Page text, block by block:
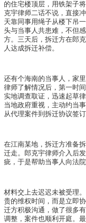
的住宅楼顶层，用铁架子
克宇律师二话不说，直接
天靠同事用绳子从楼下吊
头与当事人共患难，不但
方。三天后，拆迁方在郎
人达成拆迁补偿。
还有个海南的当事人，家
律师了解情况后，第一时
实地调查取证，迅速起草
当地政府重视，主动约当
从代理案件到拆迁协议签
在江南某地，拆迁方准备
迁走。郎克宇律师介入后
疵，于是帮助当事人向法院
材料交上去迟迟未被受理
贵的维权时间，而是立即
迁方积极沟通，做了很多
调整，案件也顺利开庭。